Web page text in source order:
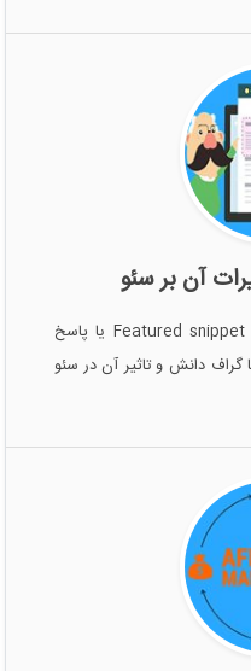
آن بر سئو
در این مقاله از جت سئو، به تعریف Featured snippet یا پاسخ
گراف دانش و تاثیر آن در سئو